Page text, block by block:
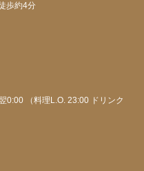
歩約4分
0:00 （料理L.O. 23:00 ドリンク